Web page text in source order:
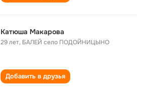
Катюша Макарова
29 лет, БАЛЕЙ село ПОДОЙНИЦЫНО
Добавить в друзья